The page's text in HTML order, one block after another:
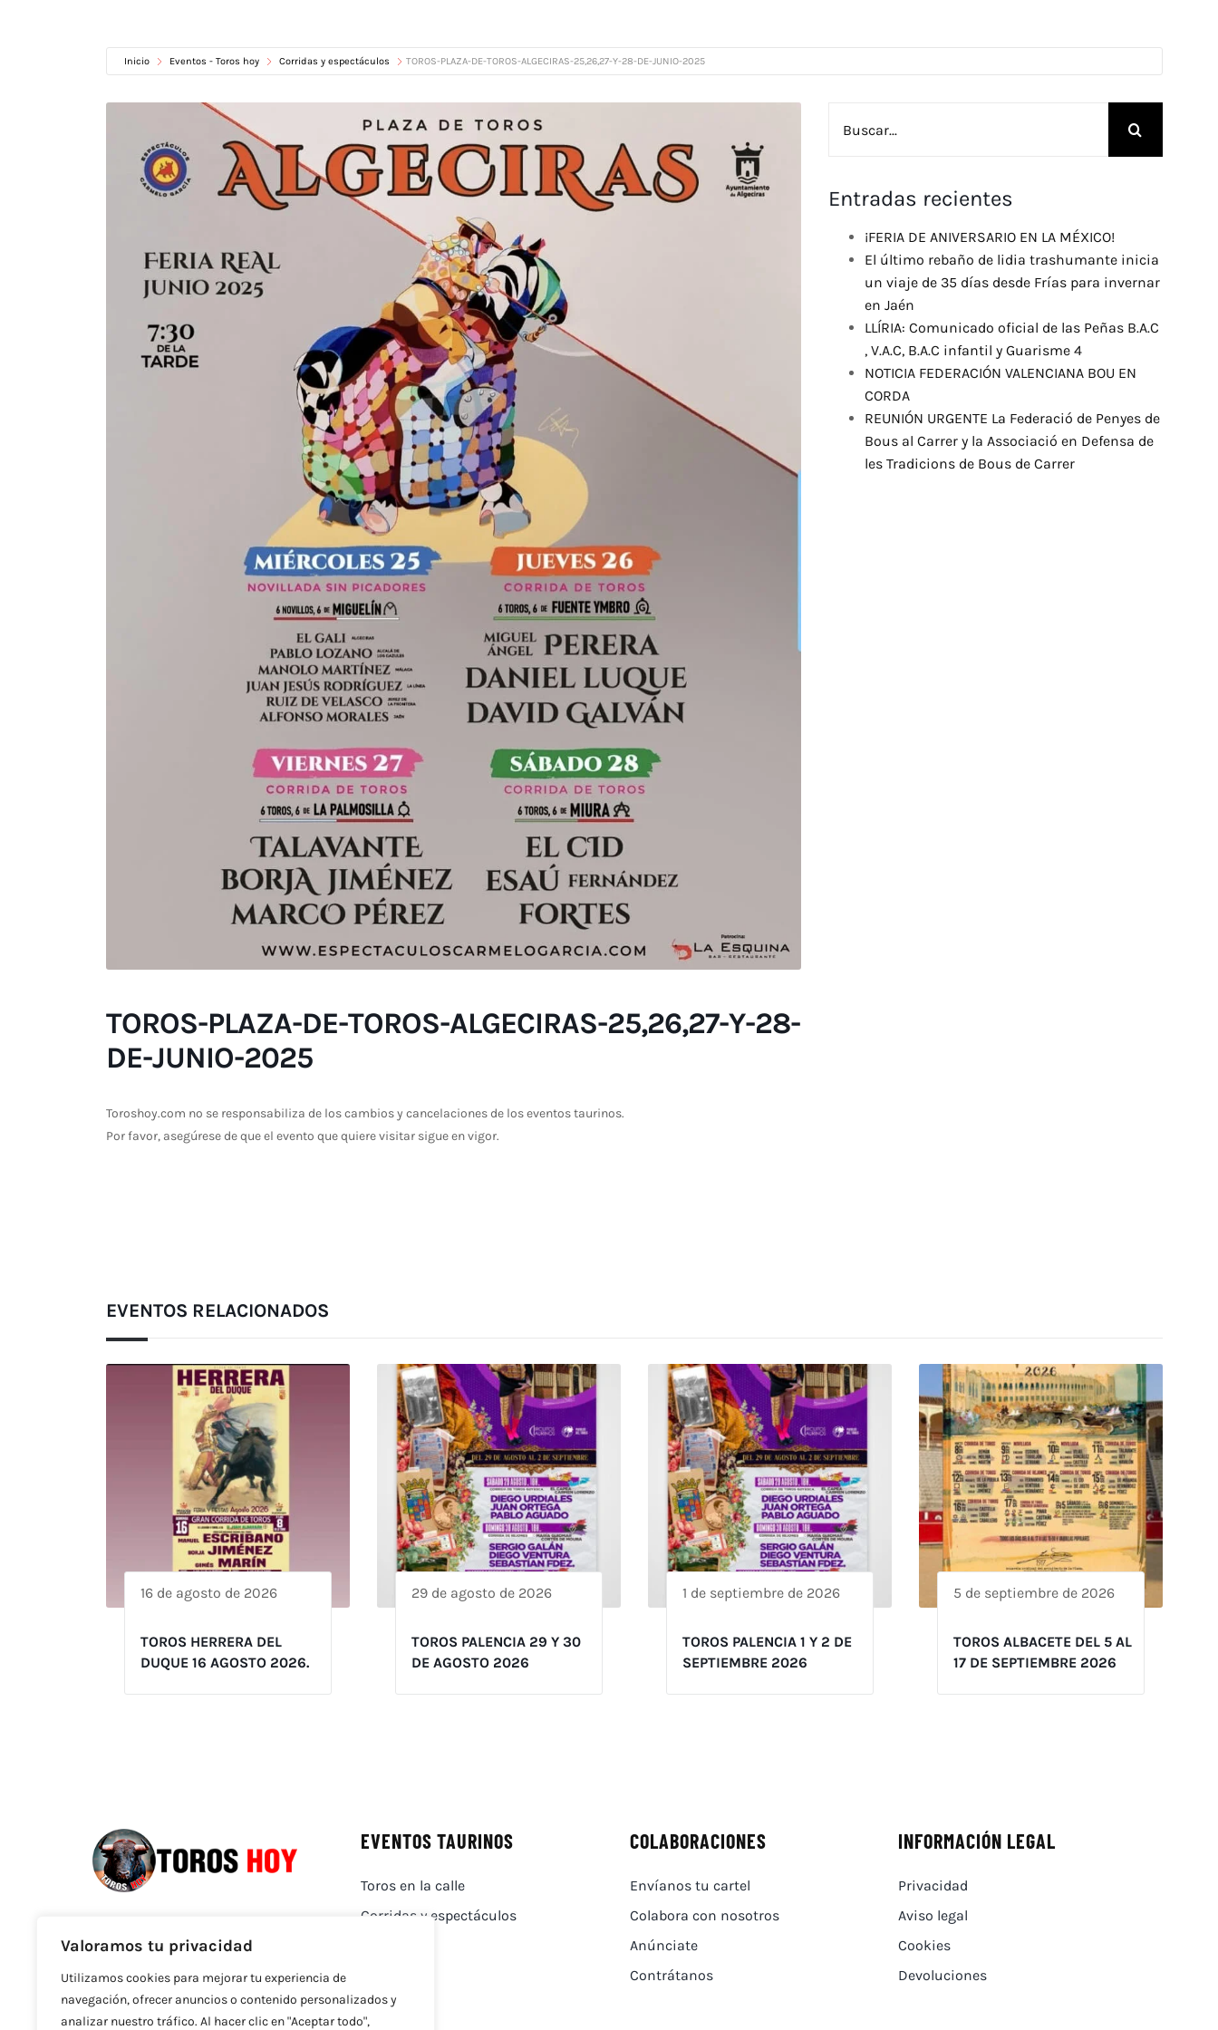
Valoramos tu privacidad
Utilizamos cookies para mejorar tu experiencia de
navegación, ofrecer anuncios o contenido personalizados y
analizar nuestro tráfico. Al hacer clic en "Aceptar todo",
Inicio Eventos - Toros hoy Corridas y espectáculos TOROS-PLAZA-DE-TOROS-ALGECIRAS-25,26,27-Y-28-DE-JUNIO-2025
TOROS-PLAZA-DE-TOROS-ALGECIRAS-25,26,27-Y-28-
DE-JUNIO-2025
Toroshoy.com no se responsabiliza de los cambios y cancelaciones de los eventos taurinos.
Por favor, asegúrese de que el evento que quiere visitar sigue en vigor.
Entradas recientes
¡FERIA DE ANIVERSARIO EN LA MÉXICO!
El último rebaño de lidia trashumante inicia
un viaje de 35 días desde Frías para invernar
en Jaén
LLÍRIA: Comunicado oficial de las Peñas B.A.C
, V.A.C, B.A.C infantil y Guarisme 4
NOTICIA FEDERACIÓN VALENCIANA BOU EN
CORDA
REUNIÓN URGENTE La Federació de Penyes de
Bous al Carrer y la Associació en Defensa de
les Tradicions de Bous de Carrer
EVENTOS RELACIONADOS
16 de agosto de 2026
TOROS HERRERA DEL
DUQUE 16 AGOSTO 2026.
29 de agosto de 2026
TOROS PALENCIA 29 Y 30
DE AGOSTO 2026
1 de septiembre de 2026
TOROS PALENCIA 1 Y 2 DE
SEPTIEMBRE 2026
5 de septiembre de 2026
TOROS ALBACETE DEL 5 AL
17 DE SEPTIEMBRE 2026
EVENTOS TAURINOS
Toros en la calle
Corridas y espectáculos
COLABORACIONES
Envíanos tu cartel
Colabora con nosotros
Anúnciate
Contrátanos
INFORMACIÓN LEGAL
Privacidad
Aviso legal
Cookies
Devoluciones